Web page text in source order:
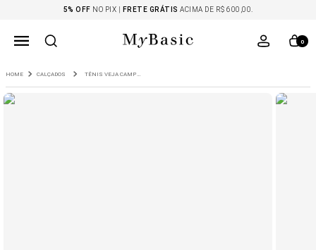
5% OFF NO PIX | FRETE GRÁTIS ACIMA DE R$ 600,00.
0
CALÇADOS TÊNIS VEJA CAMPO CHROMEFREE LEATHER EXTRA WHITE BLACK